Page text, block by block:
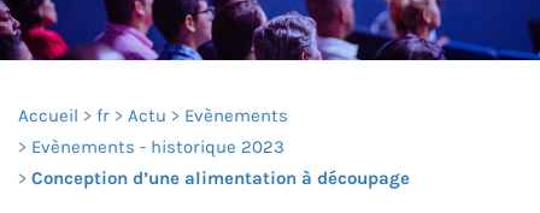
Accueil fr Actu
Evènements
Evènements - historique 2023
Conception d’une alimentation à découpage